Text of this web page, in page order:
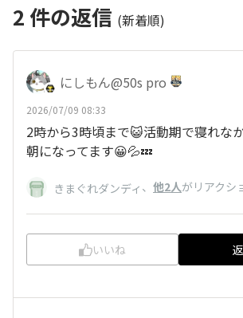
2 件の返信 (新着順)
にしもん@50s pro
2026/07/09 08:33
2時から3時頃まで😺活動期で寝れな
朝になってます😀💦💤
きまぐれダンディ 、 他2人がリアクシ
いいね